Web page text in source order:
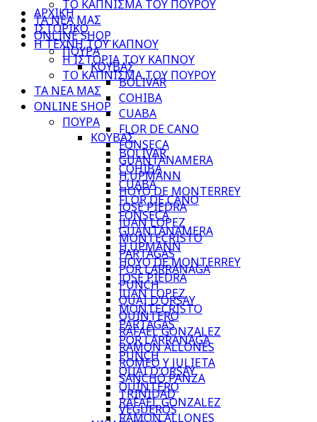
ΤΟ ΚΑΠΝΙΣΜΑ ΤΟΥ ΠΟΥΡΟΥ
ΤΑ ΝΕΑ ΜΑΣ
ONLINE SHOP
ΠΟΥΡΑ
ΚΟΥΒΑΣ
BOLIVAR
COHIBA
CUABA
FLOR DE CANO
FONSECA
GUANTANAMERA
H.UPMANN
HOYO DE MONTERREY
JOSE PIEDRA
JUAN LOPEZ
MONTECRISTO
PARTAGAS
POR LARRANAGA
PUNCH
QUAI D’ORSAY
QUINTERO
RAFAEL GONZALEZ
RAMON ALLONES
ROMEO Y JULIETA
SANCHO PANZA
TRINIDAD
VEGUEROS
ΑΡΧΙΚΗ
ΙΣΤΟΡΙΚΟ
Η ΤΕΧΝΗ ΤΟΥ ΚΑΠΝΟΥ
Η ΙΣΤΟΡΙΑ ΤΟΥ ΚΑΠΝΟΥ
ΤΟ ΚΑΠΝΙΣΜΑ ΤΟΥ ΠΟΥΡΟΥ
ΤΑ ΝΕΑ ΜΑΣ
ONLINE SHOP
ΠΟΥΡΑ
ΚΟΥΒΑΣ
BOLIVAR
COHIBA
CUABA
FLOR DE CANO
FONSECA
GUANTANAMERA
H.UPMANN
HOYO DE MONTERREY
JOSE PIEDRA
JUAN LOPEZ
MONTECRISTO
PARTAGAS
POR LARRANAGA
PUNCH
QUAI D’ORSAY
QUINTERO
RAFAEL GONZALEZ
RAMON ALLONES